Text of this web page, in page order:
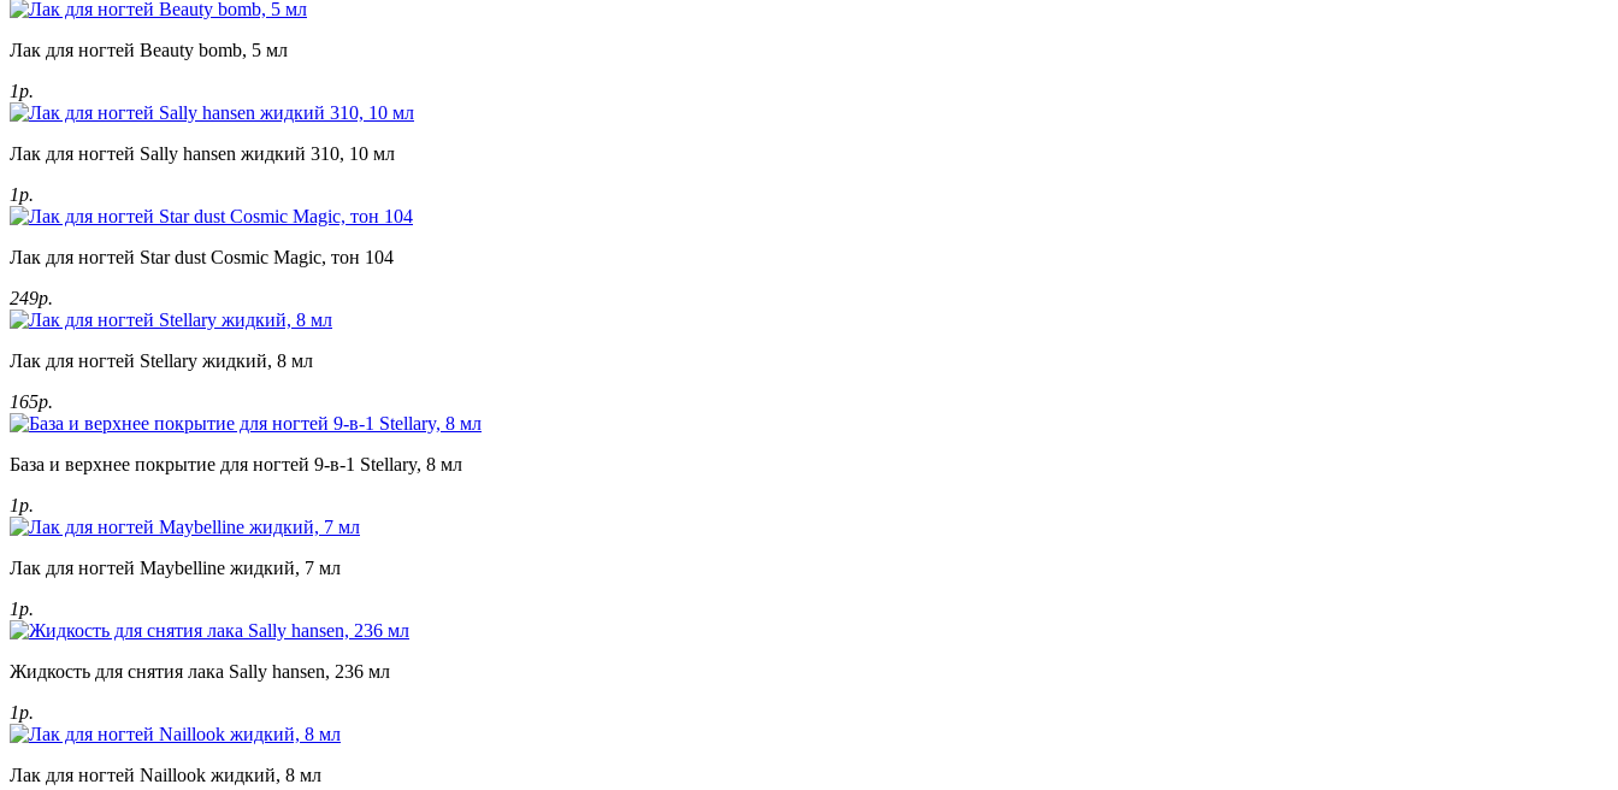
Лак для ногтей Beauty bomb, 5 мл
1р.
Лак для ногтей Sally hansen жидкий 310, 10 мл
1р.
Лак для ногтей Star dust Cosmic Magic, тон 104
249р.
Лак для ногтей Stellary жидкий, 8 мл
165р.
База и верхнее покрытие для ногтей 9-в-1 Stellary, 8 мл
1р.
Лак для ногтей Maybelline жидкий, 7 мл
1р.
Жидкость для снятия лака Sally hansen, 236 мл
1р.
Лак для ногтей Naillook жидкий, 8 мл